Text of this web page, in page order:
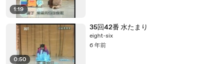
1:19
0:50
35回42番 水たまり
eight-six
6 年前